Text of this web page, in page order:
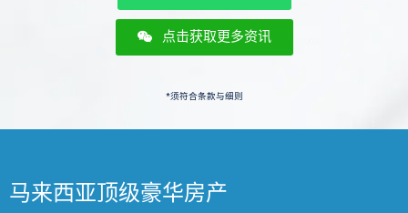
点击获取更多资讯
*须符合条款与细则
马来西亚顶级豪华房产